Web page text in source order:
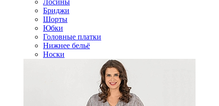
Лосины
Бриджи
Шорты
Юбки
Головные платки
Нижнее бельё
Носки